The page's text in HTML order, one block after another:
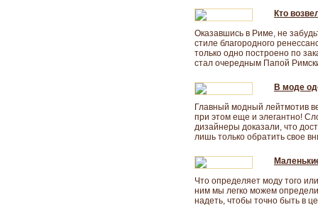
Кто
Оказавшись в Риме, не
стиле благородного
только одно построено по
стал очередным Папой
В моде
Главный модный лейтмотив
при этом еще и элегантно!
дизайнеры доказали, что
лишь только обратить свое
Что определяет моду того
ним мы легко можем
надеть, чтобы точно быть в